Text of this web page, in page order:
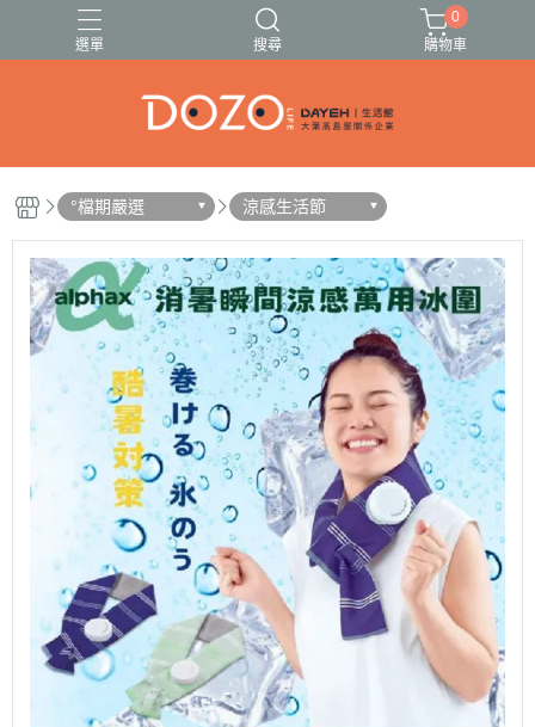
選單 搜尋
0
購物車
°檔期嚴選 涼感生活節